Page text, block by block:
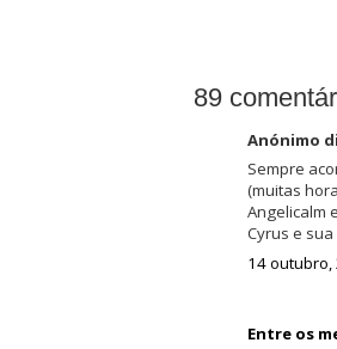
89
Anónimo
Sempre
(muitas
Angelicalm
Cyrus e
14 outubro,
Entre os